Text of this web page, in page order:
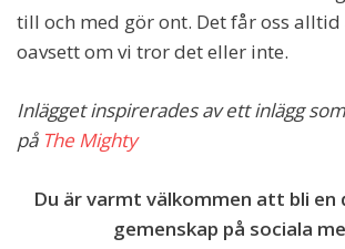
till och med gör ont. Det får oss
oavsett om vi tror det eller inte.
Inlägget inspirerades av ett inlägg
på The Mighty
Du är varmt välkommen att bli en
gemenskap på sociala